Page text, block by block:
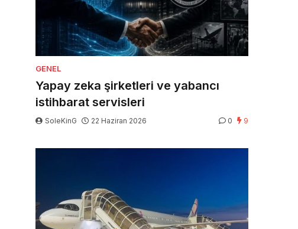
GENEL
Yapay zeka şirketleri ve yabancı
istihbarat servisleri
SoleKinG 22 Haziran 2026 0 9